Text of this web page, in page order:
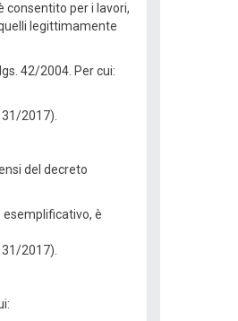
consentito per i lavori,
legittimamente
42/2004. Per cui:
2017).
del decreto
è
31/2017).